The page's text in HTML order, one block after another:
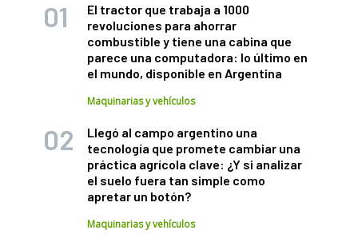
El tractor que trabaja a 1000
revoluciones para ahorrar
combustible y tiene una cabina que
parece una computadora: lo último en
el mundo, disponible en Argentina
Maquinarias y vehículos
Llegó al campo argentino una
tecnología que promete cambiar una
práctica agrícola clave: ¿Y si analizar
el suelo fuera tan simple como
apretar un botón?
Maquinarias y vehículos